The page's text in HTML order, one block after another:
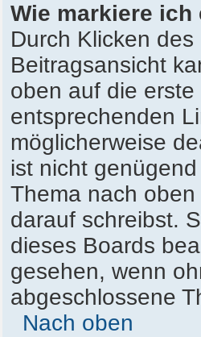
Wie markiere ich
Durch Klicken des
Beitragsansicht
oben auf die
entsprechenden
möglicherweise
ist nicht
Thema nach
darauf schreibst.
dieses Boards
gesehen, wenn
abgeschlossene
Nach oben